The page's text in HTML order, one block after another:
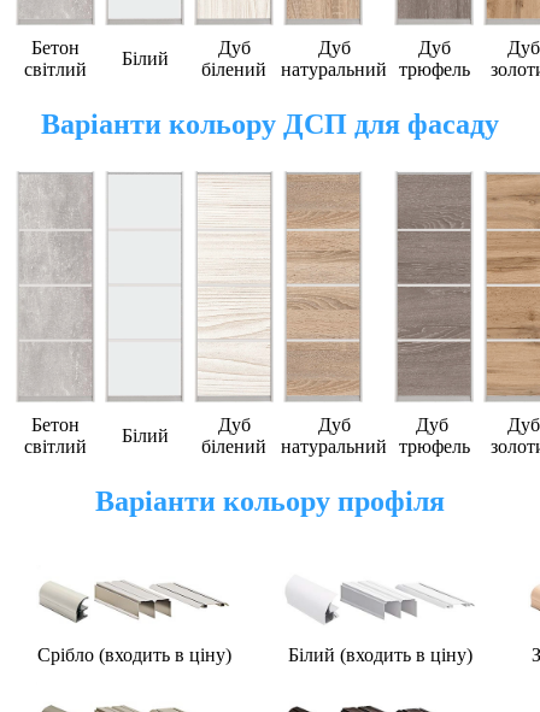
Бетон
світлий
Білий
Дуб
білений
Дуб
натуральний
Дуб
трюфель
Дуб
Варіанти кольору ДСП для фасаду
Бетон
світлий
Білий
Дуб
білений
Дуб
натуральний
Дуб
трюфель
Дуб
Варіанти кольору профіля
Срібло (входить в ціну) Білий (входить в ціну)